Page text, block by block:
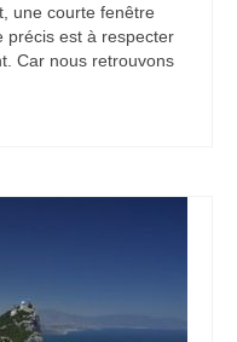
une courte fenêtre
précis est à respecter
Car nous retrouvons